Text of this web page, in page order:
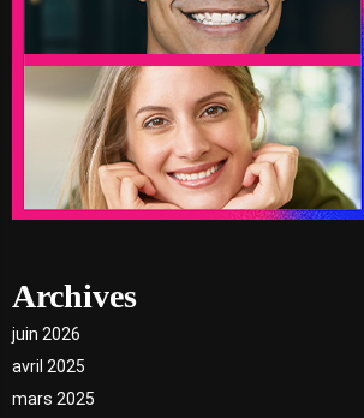
Archives
juin 2026
avril 2025
mars 2025